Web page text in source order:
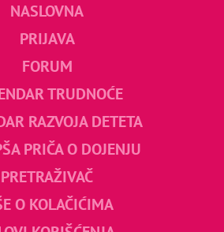
NASLOVNA
PRIJAVA
FORUM
TRUDNOĆE
RAZVOJA DETETA
PRIČA O DOJENJU
PRETRAŽIVAČ
O KOLAČIĆIMA